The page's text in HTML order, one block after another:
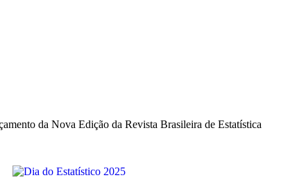
da Nova Edição da Revista Brasileira de Estatística